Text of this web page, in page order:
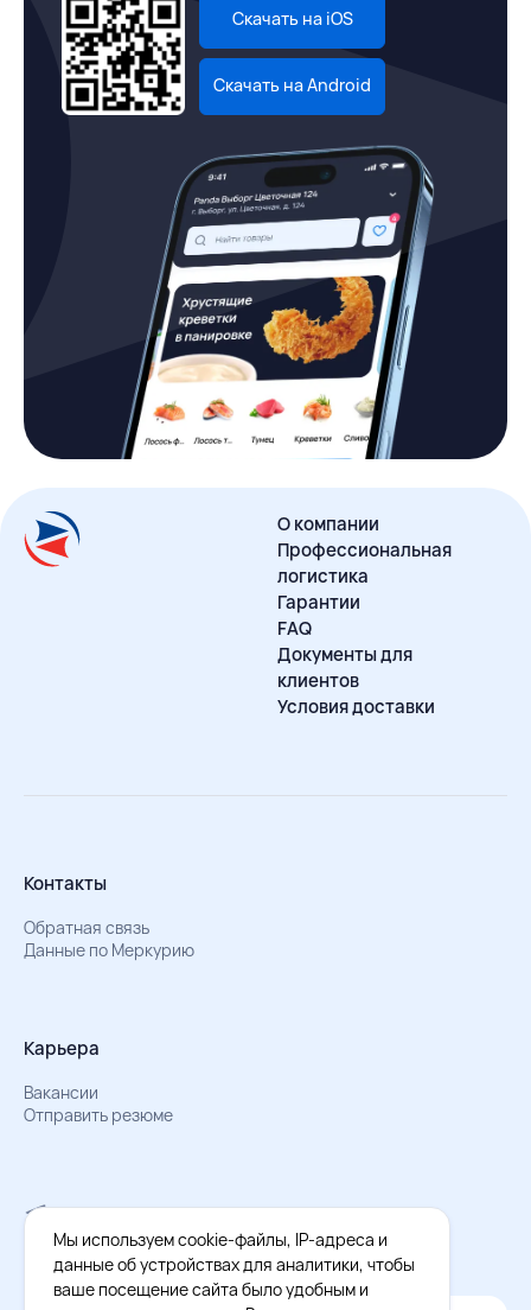
Скачать на iOS
Скачать на Android
О компании
Профессиональная
логистика
Гарантии
FAQ
Документы для
клиентов
Условия доставки
Контакты
Обратная связь
Данные по Меркурию
Карьера
Вакансии
Отправить резюме
Мы в Телеграм
Документы об обработке персональных данных
Охрана труда – результаты СОУТ
Мы используем cookie-файлы, IP-адреса и
данные об устройствах для аналитики, чтобы
ваше посещение сайта было удобным и